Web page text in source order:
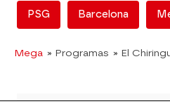
PSG Barcelona
Mega » Programas » El